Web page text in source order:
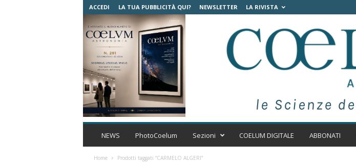
ACCEDI LA TUA PUBBLICITÀ QUI? NEWSLETTER LA RIVISTA
C
l
NEWS PhotoCoelum Sezioni COELUM DIGITALE ABBONATI
Home Prodotti taggati “CARMELO ALGERI”